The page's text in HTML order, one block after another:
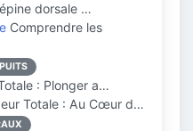
dorsale …
Comprendre les
: Plonger a…
Totale : Au Cœur d…